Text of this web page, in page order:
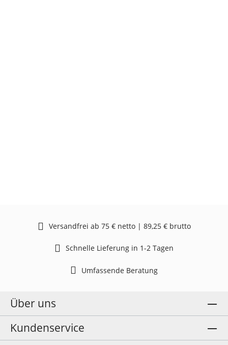
Versandfrei ab 75 € netto | 89,25 € brutto
Schnelle Lieferung in 1-2 Tagen
Umfassende Beratung
Über uns
Kundenservice